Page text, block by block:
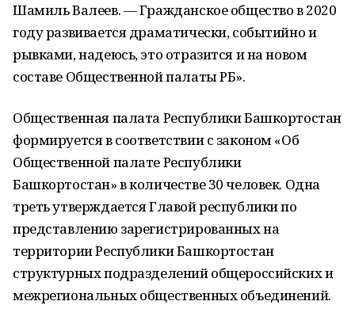
Шамиль Валеев. — Гражданское общество в 2020
году развивается драматически, событийно и
рывками, надеюсь, это отразится и на новом
составе Общественной палаты РБ».
Общественная палата Республики Башкортостан
формируется в соответствии с законом «Об
Общественной палате Республики
Башкортостан» в количестве 30 человек. Одна
треть утверждается Главой республики по
представлению зарегистрированных на
территории Республики Башкортостан
структурных подразделений общероссийских и
межрегиональных общественных объединений.